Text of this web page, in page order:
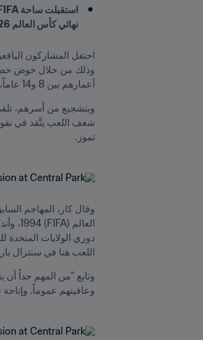
نهائي كأس العالم 2026 FIFA™
وذلك من خلال خوض
أعمارهم بين 8 و14 عاماً، على استيفاء التوصية اليومية المتمثلة في 60 دقيقة من النشاط البدني.
شغف اللعب يتَّقد في
تموز.
اللعب هنا في سنترال
وعافيتهم عموماً. وإتاحة